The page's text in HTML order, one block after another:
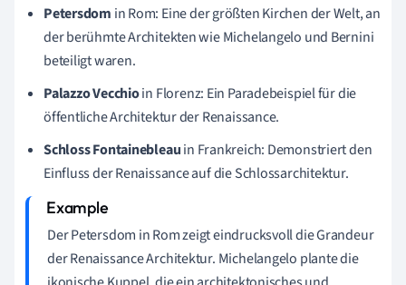
Petersdom in Rom: Eine der größten Kirchen der Welt, an
der berühmte Architekten wie Michelangelo und Bernini
beteiligt waren.
Palazzo Vecchioin Florenz: Ein Paradebeispiel für die
öffentliche Architektur der Renaissance.
Schloss Fontainebleauin Frankreich: Demonstriert den
Einfluss der Renaissance auf die Schlossarchitektur.
Der Petersdom in Rom zeigt eindrucksvoll die Grandeur
der Renaissance Architektur. Michelangelo plante die